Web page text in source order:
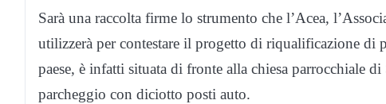
Sarà una raccolta firme lo strumento che l’Acea,
utilizzerà per contestare il progetto di riqualificazione di
paese, è infatti situata di fronte alla chiesa parrocchiale
parcheggio con diciotto posti auto.